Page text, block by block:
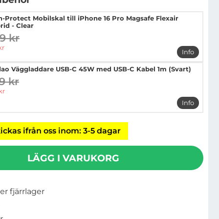
Protect Mobilskal till iPhone 16 Pro Magsafe Flexair
- Clear
pris
kr
Info
mer info
Väggladdare USB-C 45W med USB-C Kabel 1m (Svart)
pris
kr
Info
mer info
ifrån oss inom: 3-5 dagar
LÄGG I VARUKORG
fjärrlager